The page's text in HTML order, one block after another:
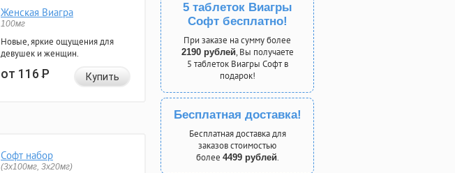
Женская Виагра
100мг
Новые, яркие ощущения для
девушек и женщин.
от 116Р Купить
Софт набор
(3x100мг, 3x20мг)
5 таблеток Виагры
Софт бесплатно!
При заказе на сумму более
2190 рублей, Вы получаете
5 таблеток Виагры Софт в
подарок!
Бесплатная доставка!
Бесплатная доставка для
заказов стоимостью
более 4499 рублей.